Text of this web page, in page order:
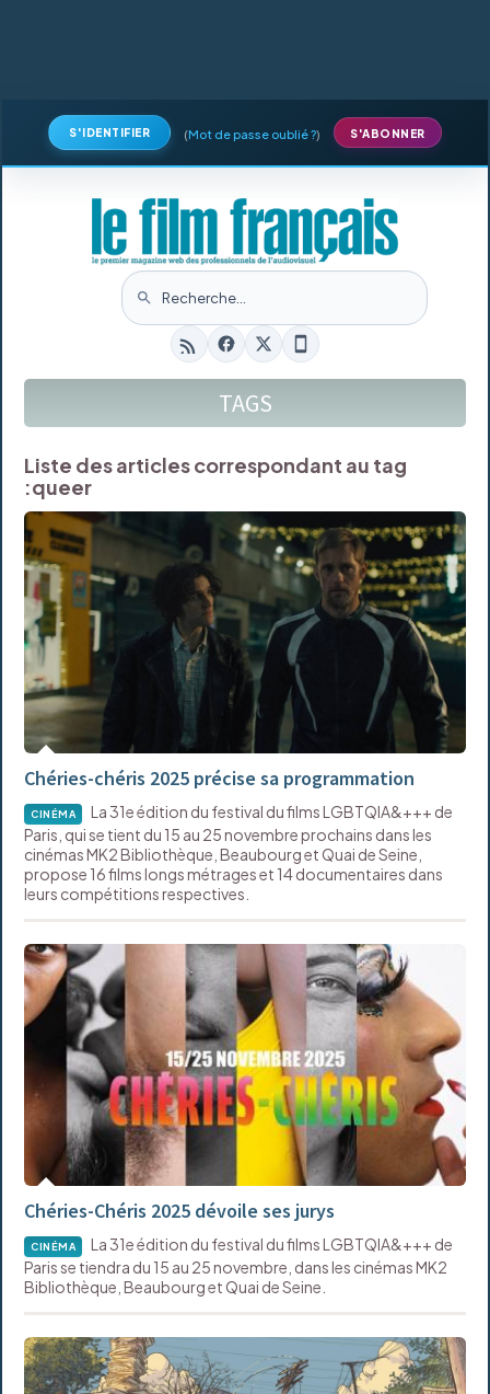
S'IDENTIFIER (Mot de passe oublié ?) S'ABONNER
TAGS
Liste des articles correspondant au tag
:queer
Chéries-chéris 2025 précise sa programmation
CINÉMA
La 31e édition du festival du films LGBTQIA&+++ de
Paris, qui se tient du 15 au 25 novembre prochains dans les
cinémas MK2 Bibliothèque, Beaubourg et Quai de Seine,
propose 16 films longs métrages et 14 documentaires dans
leurs compétitions respectives.
Chéries-Chéris 2025 dévoile ses jurys
CINÉMA
La 31e édition du festival du films LGBTQIA&+++ de
Paris se tiendra du 15 au 25 novembre, dans les cinémas MK2
Bibliothèque, Beaubourg et Quai de Seine.